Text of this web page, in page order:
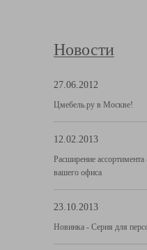
Новости
27.06.2012
Цмебель.ру в Москве!
12.02.2013
Расширение
вашего офиса
23.10.2013
Новинка - Серия для